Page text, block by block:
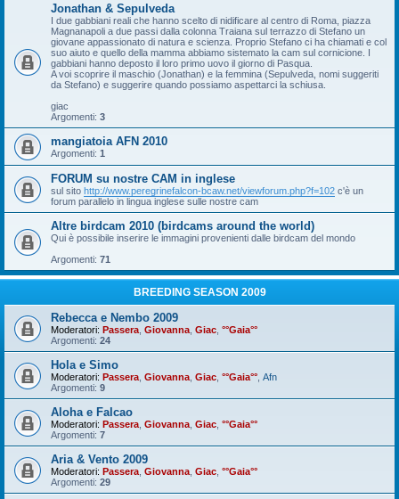
Jonathan & Sepulveda
I due gabbiani reali che hanno scelto di nidificare al centro di Roma, piazza
Magnanapoli a due passi dalla colonna Traiana sul terrazzo di Stefano un
giovane appassionato di natura e scienza. Proprio Stefano ci ha chiamati e col
suo aiuto e quello della mamma abbiamo sistemato la cam sul cornicione. I
gabbiani hanno deposto il loro primo uovo il giorno di Pasqua.
A voi scoprire il maschio (Jonathan) e la femmina (Sepulveda, nomi suggeriti
da Stefano) e suggerire quando possiamo aspettarci la schiusa.
giac
Argomenti: 3
mangiatoia AFN 2010
Argomenti: 1
FORUM su nostre CAM in inglese
sul sito http://www.peregrinefalcon-bcaw.net/viewforum.php?f=102 c'è un
forum parallelo in lingua inglese sulle nostre cam
Altre birdcam 2010 (birdcams around the world)
Qui è possibile inserire le immagini provenienti dalle birdcam del mondo
Argomenti: 71
BREEDING SEASON 2009
Rebecca e Nembo 2009
Moderatori: Passera Giovanna Giac °°Gaia°°
Argomenti: 24
Hola e Simo
Moderatori: Passera Giovanna Giac °°Gaia°° Afn
Argomenti: 9
Aloha e Falcao
Moderatori: Passera Giovanna Giac °°Gaia°°
Argomenti: 7
Aria & Vento 2009
Moderatori: Passera Giovanna Giac °°Gaia°°
Argomenti: 29